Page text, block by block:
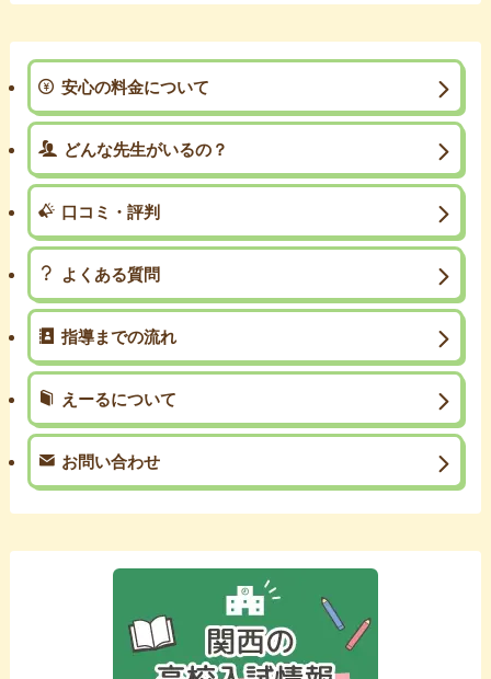
安心の料金について
どんな先生がいるの？
口コミ・評判
よくある質問
指導までの流れ
えーるについて
お問い合わせ